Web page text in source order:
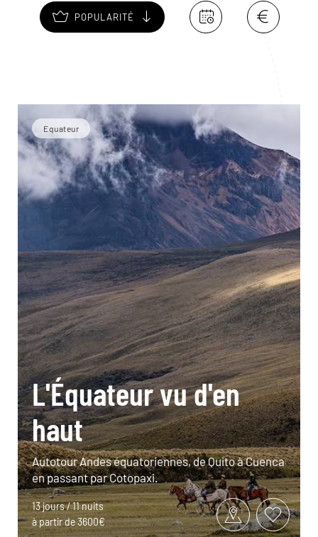
POPULARITÉ
Equateur
L'Équateur vu d'en
haut
Autotour Andes équatoriennes, de Quito à Cuenca
en passant par Cotopaxi.
13 jours / 11 nuits
à partir de 3600€